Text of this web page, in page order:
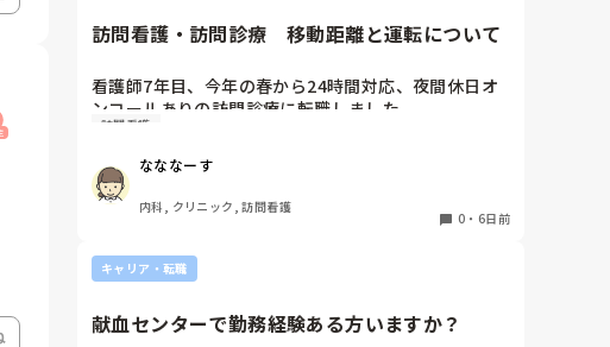
われてたので(笑)
今の立場も有るし、着いて行くと色んなリスクを抱え
ますよね？
開業から関われたら面白いだろうなぁ。
看護師としての仕事…今より管理の仕事が増えるのか
な…
患者さんと触れ合う時間が減るんだろうなぁ。頑張っ
遠くなる気がして…。
訪問看護・訪問診療　移動距離と運転について
看護師7年目、今年の春から24時間対応、夜間休日オ
ンコールありの訪問診療に転職しました。
元々就活の際にはエリアは片道30分程度と聞いており
上かかる市外の田舎にまで患者を受け入れる予定と。
日頃から運転しているとは言っても、深夜帯や冬道で
訪問に行くのはかなり不安で親からも止められていま
これって当たり前なんでしょうか？また同じような境
遇の方はどのような方法を取られているんでしょう
か？
訪問看護
なななーす
内科, クリニック, 訪問看護
0 ・ 6日前
キャリア・転職
献血センターで勤務経験ある方いますか？